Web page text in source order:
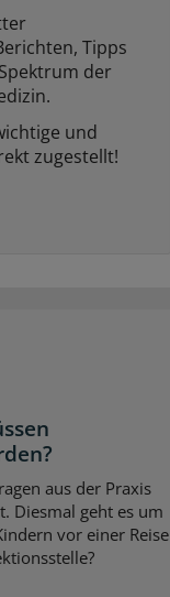
Tipps
der
und
zugestellt!
aus der Praxis
Diesmal geht es um
vor einer Reise